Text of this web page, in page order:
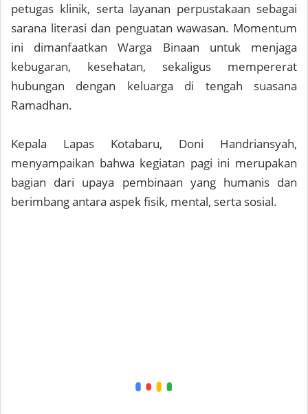
petugas klinik, serta layanan perpustakaan sebagai
sarana literasi dan penguatan wawasan. Momentum
ini dimanfaatkan Warga Binaan untuk menjaga
kebugaran, kesehatan, sekaligus mempererat
hubungan dengan keluarga di tengah suasana
Ramadhan.
Kepala Lapas Kotabaru, Doni Handriansyah,
menyampaikan bahwa kegiatan pagi ini merupakan
bagian dari upaya pembinaan yang humanis dan
berimbang antara aspek fisik, mental, serta sosial.